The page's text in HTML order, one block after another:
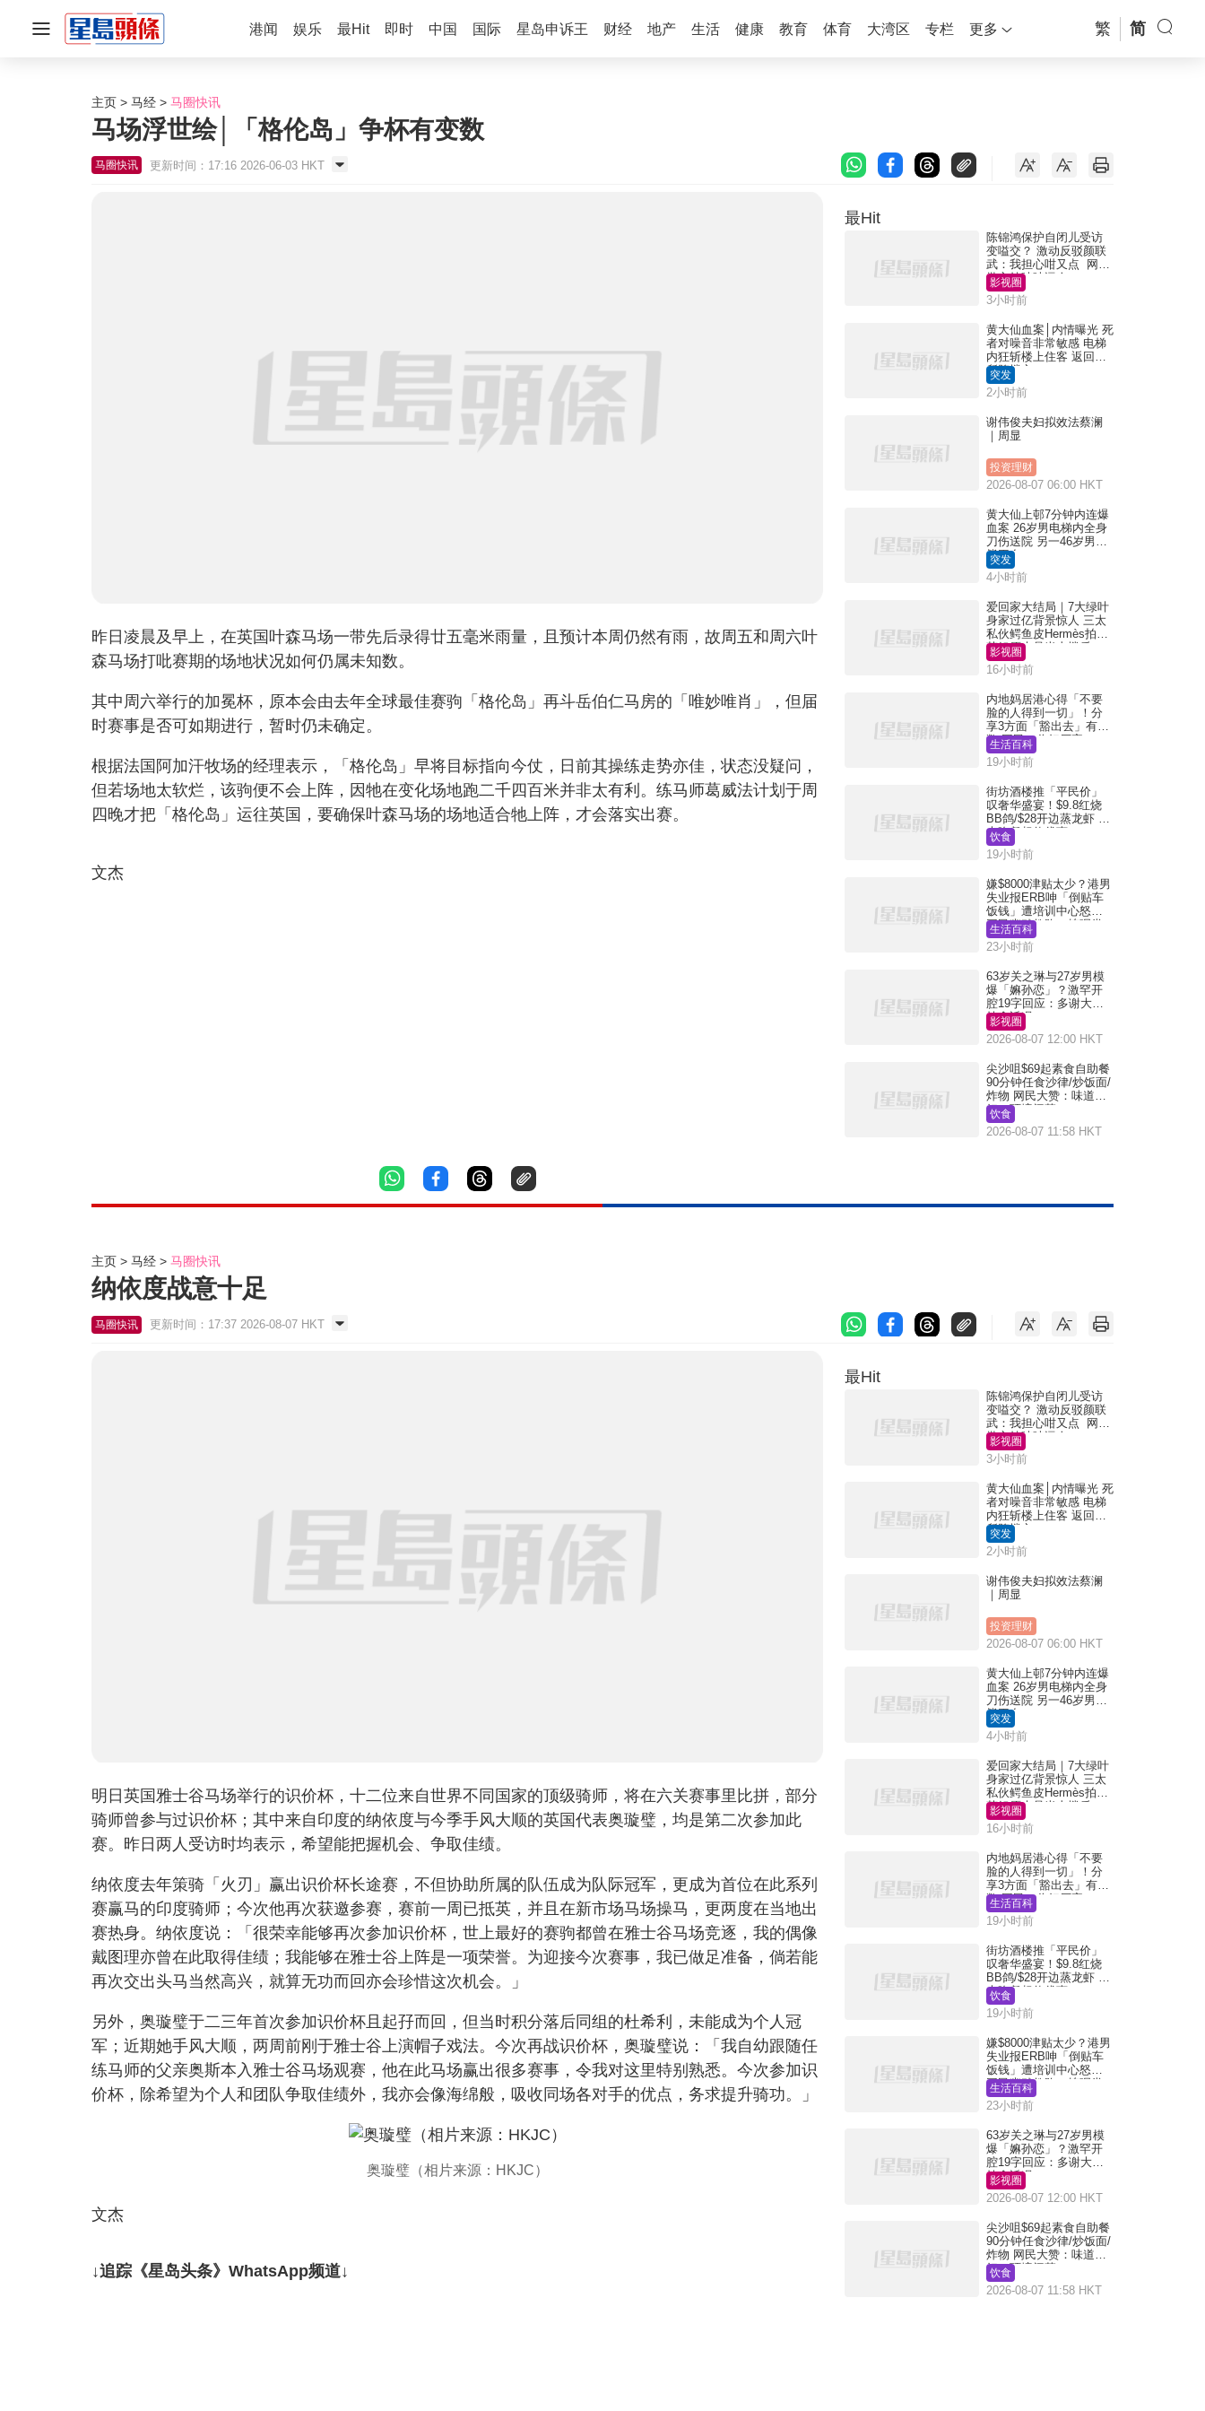
港闻 娱乐 最Hit 即时 中国 国际 星岛申诉王 财经 地产 生活 健康 教育 体育 大湾区 专栏 更多 繁 简
主页 马经 马圈快讯
马场浮世绘│「格伦岛」争杯有变数
马圈快讯 更新时间：17:16 2026-06-03 HKT
昨日凌晨及早上，在英国叶森马场一带先后录得廿五毫米雨量，且预计本周仍然有雨，故周五和周六叶
森马场打吡赛期的场地状况如何仍属未知数。
其中周六举行的加冕杯，原本会由去年全球最佳赛驹「格伦岛」再斗岳伯仁马房的「唯妙唯肖」，但届
时赛事是否可如期进行，暂时仍未确定。
根据法国阿加汗牧场的经理表示，「格伦岛」早将目标指向今仗，日前其操练走势亦佳，状态没疑问，
但若场地太软烂，该驹便不会上阵，因牠在变化场地跑二千四百米并非太有利。练马师葛威法计划于周
四晚才把「格伦岛」运往英国，要确保叶森马场的场地适合牠上阵，才会落实出赛。
文杰
最Hit
陈锦鸿保护自闭儿受访
变嗌交？ 激动反驳颜联
武：我担心咁又点 网民
批主持咄咄逼人
影视圈
3小时前
黄大仙血案│内情曝光 死
者对噪音非常敏感 电梯
内狂斩楼上住客 返回住
所堕楼亡
突发
2小时前
谢伟俊夫妇拟效法蔡澜
｜周显
投资理财
2026-08-07 06:00 HKT
黄大仙上邨7分钟内连爆
血案 26岁男电梯内全身
刀伤送院 另一46岁男倒
毙平台
突发
4小时前
爱回家大结局｜7大绿叶
身家过亿背景惊人 三太
私伙鳄鱼皮Hermès拍剧
苏姐原来是半山楼后
影视圈
16小时前
内地妈居港心得「不要
脸的人得到一切」！分
享3方面「豁出去」有著
数 网民：你好厉害
生活百科
19小时前
街坊酒楼推「平民价」
叹奢华盛宴！$9.8红烧
BB鸽/$28开边蒸龙虾 3
大晚餐超值优惠
饮食
19小时前
嫌$8000津贴太少？港男
失业报ERB呻「倒贴车
饭钱」遭培训中心怒轰
网民幽默教路：拣呢类
课程唔会蚀...
生活百科
23小时前
63岁关之琳与27岁男模
爆「嫲孙恋」？激罕开
腔19字回应：多谢大家
挂念近况
影视圈
2026-08-07 12:00 HKT
尖沙咀$69起素食自助餐
90分钟任食沙律/炒饭面/
炸物 网民大赞：味道
好，环境阔落
饮食
2026-08-07 11:58 HKT
主页 马经 马圈快讯
纳依度战意十足
马圈快讯 更新时间：17:37 2026-08-07 HKT
明日英国雅士谷马场举行的识价杯，十二位来自世界不同国家的顶级骑师，将在六关赛事里比拼，部分
骑师曾参与过识价杯；其中来自印度的纳依度与今季手风大顺的英国代表奥璇璧，均是第二次参加此
赛。昨日两人受访时均表示，希望能把握机会、争取佳绩。
纳依度去年策骑「火刃」赢出识价杯长途赛，不但协助所属的队伍成为队际冠军，更成为首位在此系列
赛赢马的印度骑师；今次他再次获邀参赛，赛前一周已抵英，并且在新市场马场操马，更两度在当地出
赛热身。纳依度说：「很荣幸能够再次参加识价杯，世上最好的赛驹都曾在雅士谷马场竞逐，我的偶像
戴图理亦曾在此取得佳绩；我能够在雅士谷上阵是一项荣誉。为迎接今次赛事，我已做足准备，倘若能
再次交出头马当然高兴，就算无功而回亦会珍惜这次机会。」
另外，奥璇璧于二三年首次参加识价杯且起孖而回，但当时积分落后同组的杜希利，未能成为个人冠
军；近期她手风大顺，两周前刚于雅士谷上演帽子戏法。今次再战识价杯，奥璇璧说：「我自幼跟随任
练马师的父亲奥斯本入雅士谷马场观赛，他在此马场赢出很多赛事，令我对这里特别熟悉。今次参加识
价杯，除希望为个人和团队争取佳绩外，我亦会像海绵般，吸收同场各对手的优点，务求提升骑功。」
奥璇璧（相片来源：HKJC）
文杰
↓追踪《星岛头条》WhatsApp频道↓
最Hit
陈锦鸿保护自闭儿受访
变嗌交？ 激动反驳颜联
武：我担心咁又点 网民
批主持咄咄逼人
影视圈
3小时前
黄大仙血案│内情曝光 死
者对噪音非常敏感 电梯
内狂斩楼上住客 返回住
所堕楼亡
突发
2小时前
谢伟俊夫妇拟效法蔡澜
｜周显
投资理财
2026-08-07 06:00 HKT
黄大仙上邨7分钟内连爆
血案 26岁男电梯内全身
刀伤送院 另一46岁男倒
毙平台
突发
4小时前
爱回家大结局｜7大绿叶
身家过亿背景惊人 三太
私伙鳄鱼皮Hermès拍剧
苏姐原来是半山楼后
影视圈
16小时前
内地妈居港心得「不要
脸的人得到一切」！分
享3方面「豁出去」有著
数 网民：你好厉害
生活百科
19小时前
街坊酒楼推「平民价」
叹奢华盛宴！$9.8红烧
BB鸽/$28开边蒸龙虾 3
大晚餐超值优惠
饮食
19小时前
嫌$8000津贴太少？港男
失业报ERB呻「倒贴车
饭钱」遭培训中心怒轰
网民幽默教路：拣呢类
课程唔会蚀...
生活百科
23小时前
63岁关之琳与27岁男模
爆「嫲孙恋」？激罕开
腔19字回应：多谢大家
挂念近况
影视圈
2026-08-07 12:00 HKT
尖沙咀$69起素食自助餐
90分钟任食沙律/炒饭面/
炸物 网民大赞：味道
好，环境阔落
饮食
2026-08-07 11:58 HKT